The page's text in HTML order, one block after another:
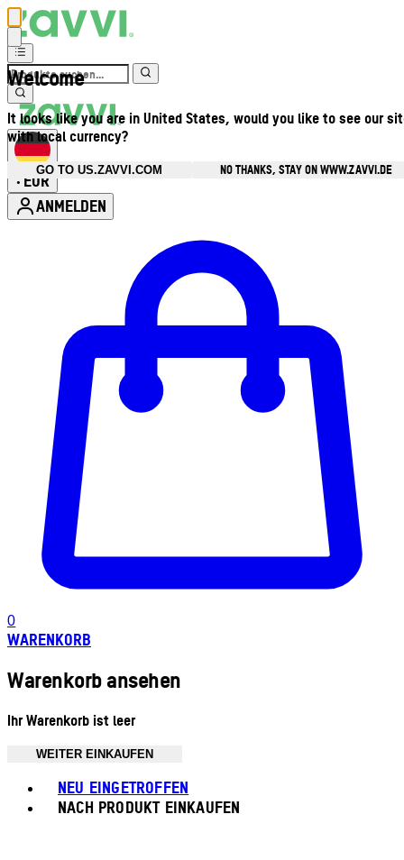
Welcome
It looks like you are in United States, would you like to see our
with local currency?
GO TO US.ZAVVI.COM
NO THANKS, STAY ON WWW.ZAVVI.DE
• EUR
ANMELDEN
0
WARENKORB
Warenkorb ansehen
Ihr Warenkorb ist leer
WEITER EINKAUFEN
NEU EINGETROFFEN
NACH PRODUKT EINKAUFEN